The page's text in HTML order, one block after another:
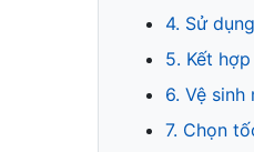
4. Sử
5. Kết
6. Vệ
7. Chọn